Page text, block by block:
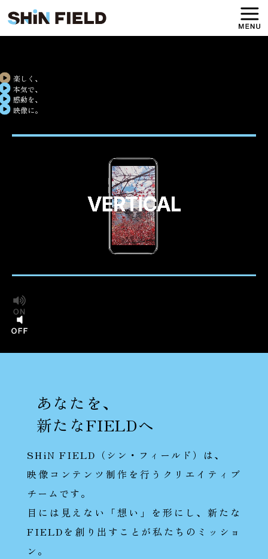
楽しく、
本気で、
感動を、
映像に。
あなたを、
新たなFIELDへ
SHiN FIELD（シン・フィールド）は、
映像コンテンツ制作を行うクリエイティブ
チームです。
目には見えない「想い」を形にし、新たな
FIELDを創り出すことが私たちのミッショ
ン。